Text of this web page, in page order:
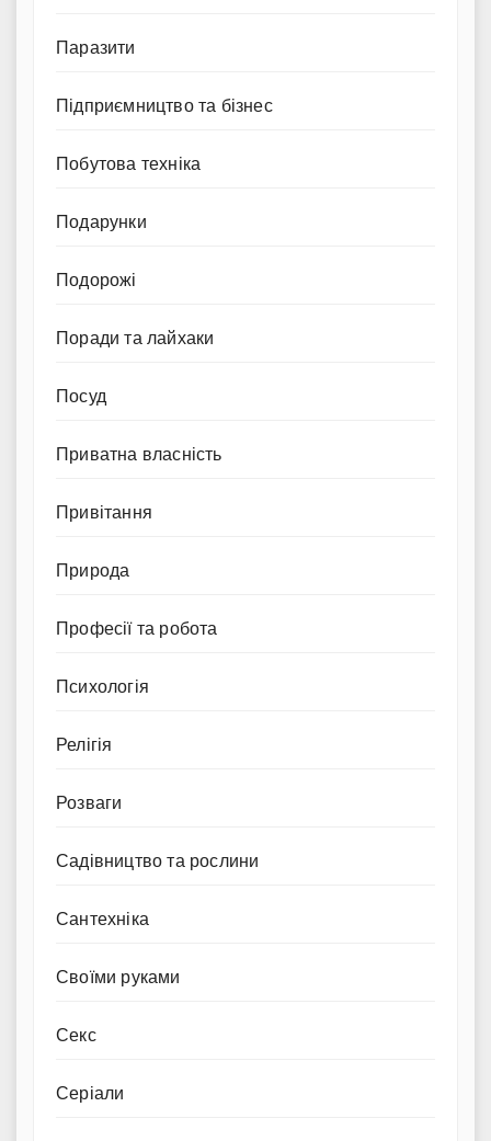
Паразити
Підприємництво та бізнес
Побутова техніка
Подарунки
Подорожі
Поради та лайхаки
Посуд
Приватна власність
Привітання
Природа
Професії та робота
Психологія
Релігія
Розваги
Садівництво та рослини
Сантехніка
Своїми руками
Секс
Серіали